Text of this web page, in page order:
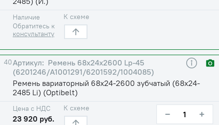
Наличие
Обратитесь к
консультанту
К схеме
40
Ремень 68х24х2600 Lp-45
(6201246/A1001291/6201592/1004085)
Ремень вариаторный 68х24-2600 зубчатый (68х24-
2485 Li) (Optibelt)
Цена с НДС
23 920 руб.
К схеме − +